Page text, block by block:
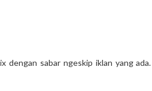
dengan sabar ngeskip iklan yang ada.